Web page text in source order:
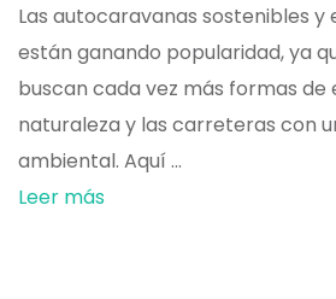
Las autocaravanas sostenibles
están ganando popularidad, ya
buscan cada vez más formas de
naturaleza y las carreteras con
ambiental. Aquí ...
Leer más